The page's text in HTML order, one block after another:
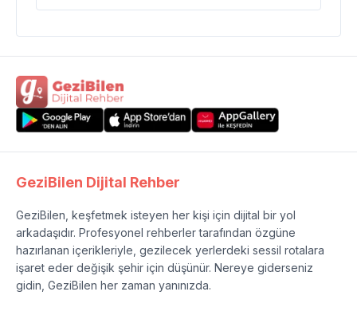
GeziBilen Dijital Rehber
GeziBilen, keşfetmek isteyen her kişi için dijital bir yol
arkadaşıdır. Profesyonel rehberler tarafından özgüne
hazırlanan içerikleriyle, gezilecek yerlerdeki sessil rotalara
işaret eder değişik şehir için düşünür. Nereye giderseniz
gidin, GeziBilen her zaman yanınızda.